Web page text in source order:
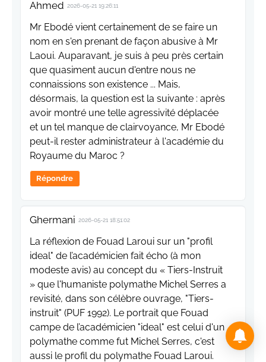
Ahmed 2026-05-21 19:26:11
Mr Ebodé vient certainement de se faire un
nom en s'en prenant de façon abusive à Mr
Laoui. Auparavant, je suis à peu près certain
que quasiment aucun d'entre nous ne
connaissions son existence ... Mais,
désormais, la question est la suivante : après
avoir montré une telle agressivité déplacée
et un tel manque de clairvoyance, Mr Ebodé
peut-il rester administrateur à l'académie du
Royaume du Maroc ?
Répondre
Ghermani 2026-05-21 18:51:02
La réflexion de Fouad Laroui sur un "profil
ideal" de l’académicien fait écho (à mon
modeste avis) au concept du « Tiers-Instruit
» que l'humaniste polymathe Michel Serres a
revisité, dans son célèbre ouvrage, "Tiers-
instruit" (PUF 1992). Le portrait que Fouad
campe de l’académicien "ideal" est celui d'un
polymathe comme fut Michel Serres, c'est
aussi le profil du polymathe Fouad Laroui.